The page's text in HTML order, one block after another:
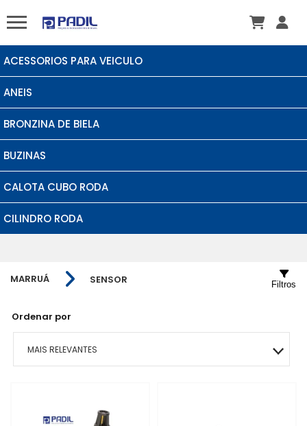
ACESSORIOS PARA VEICULO
ANEIS
BRONZINA DE BIELA
BUZINAS
CALOTA CUBO RODA
CILINDRO RODA
MARRUÁ SENSOR
Ordenar por
MAIS RELEVANTES
MENOR PREÇO
Filtros